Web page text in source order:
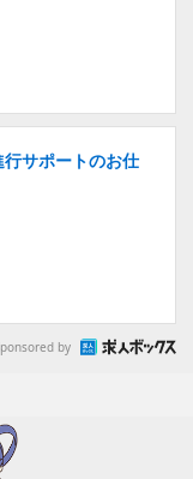
サポートのお仕
by